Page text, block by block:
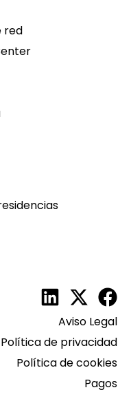
red
Aviso Legal
Política de privacidad
Política de cookies
Pagos